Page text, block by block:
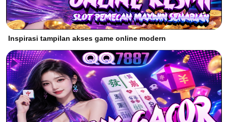
Inspirasi tampilan akses game online modern